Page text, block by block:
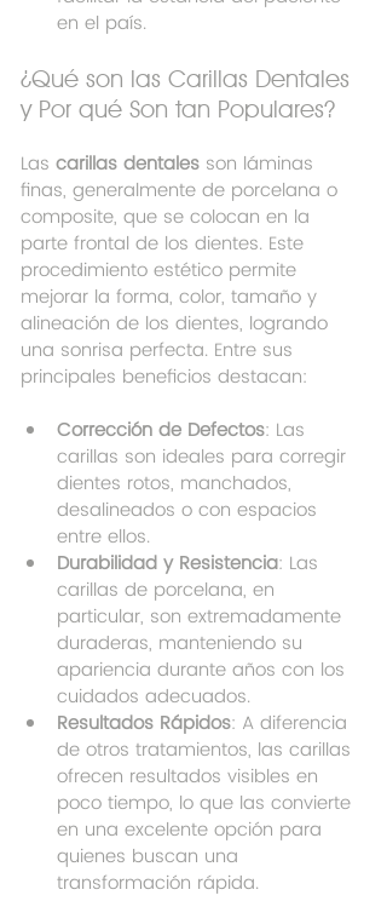
en el país.
¿Qué son las Carillas Dentales
y Por qué Son tan Populares?
Las carillas dentales son láminas
finas, generalmente de porcelana o
composite, que se colocan en la
parte frontal de los dientes. Este
procedimiento estético permite
mejorar la forma, color, tamaño y
alineación de los dientes, logrando
una sonrisa perfecta. Entre sus
principales beneficios destacan:
Corrección de Defectos: Las
carillas son ideales para corregir
dientes rotos, manchados,
desalineados o con espacios
entre ellos.
Durabilidad y Resistencia: Las
carillas de porcelana, en
particular, son extremadamente
duraderas, manteniendo su
apariencia durante años con los
cuidados adecuados.
Resultados Rápidos: A diferencia
de otros tratamientos, las carillas
ofrecen resultados visibles en
poco tiempo, lo que las convierte
en una excelente opción para
quienes buscan una
transformación rápida.